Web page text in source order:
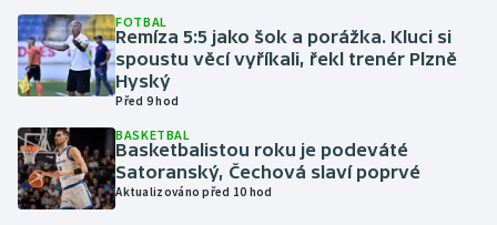
Krasobruslení
Lezení
Lyže a snowboard
Moderní pětiboj
FOTBAL
Remíza 5:5 jako šok a porážka. Kluci si
spoustu věcí vyříkali, řekl trenér Plzně
Hyský
Před 9 hod
BASKETBAL
Basketbalistou roku je podeváté
Satoranský, Čechová slaví poprvé
Aktualizováno před 10 hod